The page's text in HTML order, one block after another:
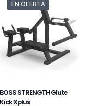
EN OFERTA
BOSS STRENGTH Glute
Kick Xplus